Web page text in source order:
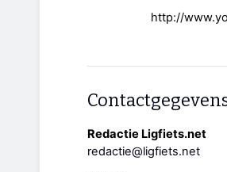
http://
Redactie Ligfiets.net
redactie@ligfiets.net